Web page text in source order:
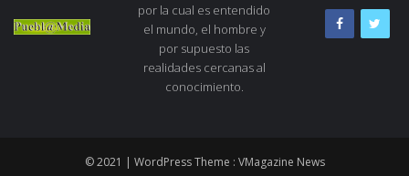
por la cual es entendido
el mundo, el hombre y
por supuesto las
realidades cercanas al
conocimiento.
© 2021 | WordPress Theme : VMagazine News